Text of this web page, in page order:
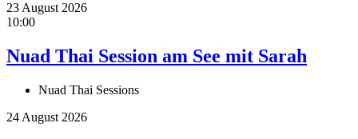
23 August 2026
10:00
Nuad Thai Session am See mit Sarah
Nuad Thai Sessions
24 August 2026